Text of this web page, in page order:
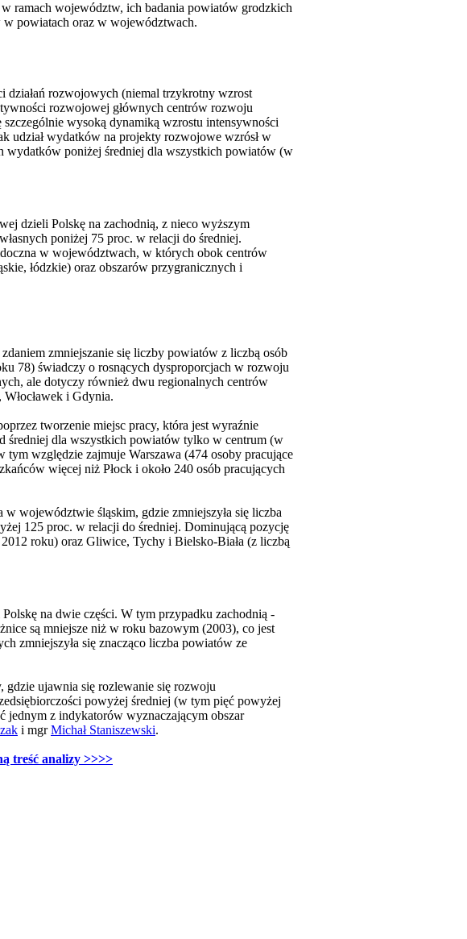
ramach województw, ich badania powiatów grodzkich
powiatach oraz w województwach.
działań rozwojowych (niemal trzykrotny wzrost
rozwojowej głównych centrów rozwoju
wysoką dynamiką wzrostu intensywności
udział wydatków na projekty rozwojowe wzrósł w
wydatków poniżej średniej dla wszystkich powiatów (w
dzieli Polskę na zachodnią, z nieco wyższym
poniżej 75 proc. w relacji do średniej.
w województwach, w których obok centrów
łódzkie) oraz obszarów przygranicznych i
zmniejszanie się liczby powiatów z liczbą osób
78) świadczy o rosnących dysproporcjach w rozwoju
ale dotyczy również dwu regionalnych centrów
i Gdynia.
tworzenie miejsc pracy, która jest wyraźnie
średniej dla wszystkich powiatów tylko w centrum (w
względzie zajmuje Warszawa (474 osoby pracujące
więcej niż Płock i około 240 osób pracujących
województwie śląskim, gdzie zmniejszyła się liczba
125 proc. w relacji do średniej. Dominującą pozycję
roku) oraz Gliwice, Tychy i Bielsko-Biała (z liczbą
na dwie części. W tym przypadku zachodnią -
są mniejsze niż w roku bazowym (2003), co jest
zmniejszyła się znacząco liczba powiatów ze
gdzie ujawnia się rozlewanie się rozwoju
powyżej średniej (w tym pięć powyżej
jednym z indykatorów wyznaczającym obszar
i mgrMichał Staniszewski.
treść analizy >>>>